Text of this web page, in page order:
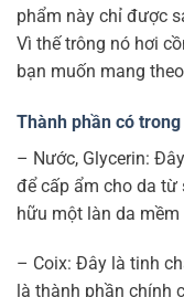
phẩm này chỉ được
Vì thế trông nó hơi
bạn muốn mang
Thành phần có
– Nước, Glycerin:
để cấp ẩm cho da từ
hữu một làn da
– Coix: Đây là tinh
là thành phần chính